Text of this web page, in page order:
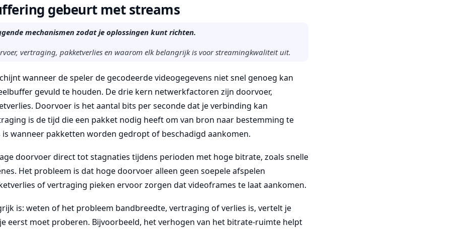
gebeurt met streams
mechanismen zodat je oplossingen kunt richten.
vertraging, pakketverlies en waarom elk belangrijk is voor streamingkwaliteit uit.
wanneer de speler de gecodeerde videogegevens niet snel genoeg kan
gevuld te houden. De drie kern netwerkfactoren zijn doorvoer,
Doorvoer is het aantal bits per seconde dat je verbinding kan
is de tijd die een pakket nodig heeft om van bron naar bestemming te
is wanneer pakketten worden gedropt of beschadigd aankomen.
doorvoer direct tot stagnaties tijdens perioden met hoge bitrate, zoals snelle
Het probleem is dat hoge doorvoer alleen geen soepele afspelen
of vertraging pieken ervoor zorgen dat videoframes te laat aankomen.
is: weten of het probleem bandbreedte, vertraging of verlies is, vertelt je
eerst moet proberen. Bijvoorbeeld, het verhogen van het bitrate-ruimte helpt